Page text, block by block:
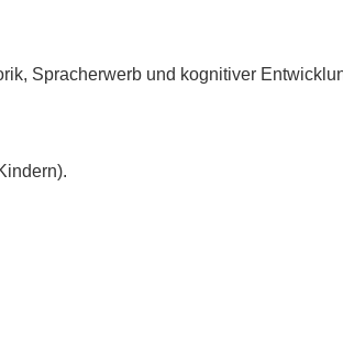
Spracherwerb und kognitiver